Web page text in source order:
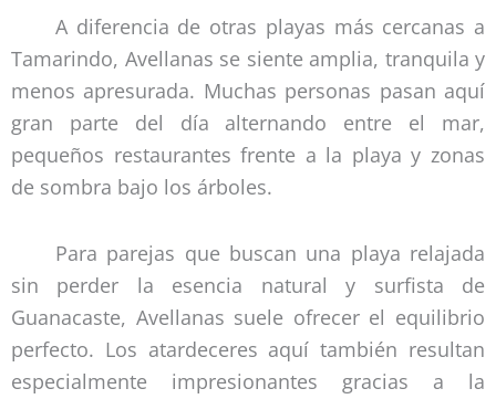
A diferencia de otras playas más cercanas a
Tamarindo, Avellanas se siente amplia, tranquila y
menos apresurada. Muchas personas pasan aquí
gran parte del día alternando entre el mar,
pequeños restaurantes frente a la playa y zonas
de sombra bajo los árboles.
Para parejas que buscan una playa relajada
sin perder la esencia natural y surfista de
Guanacaste, Avellanas suele ofrecer el equilibrio
perfecto. Los atardeceres aquí también resultan
especialmente impresionantes gracias a la